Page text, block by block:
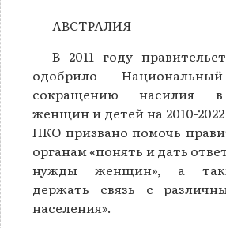
АВСТРАЛИЯ
В 2011 году
одобрило
сокращению насилия
женщин и детей на 2010-
НКО призвано помочь
органам «понять и дать
нужды женщин», а
держать связь с
населения».